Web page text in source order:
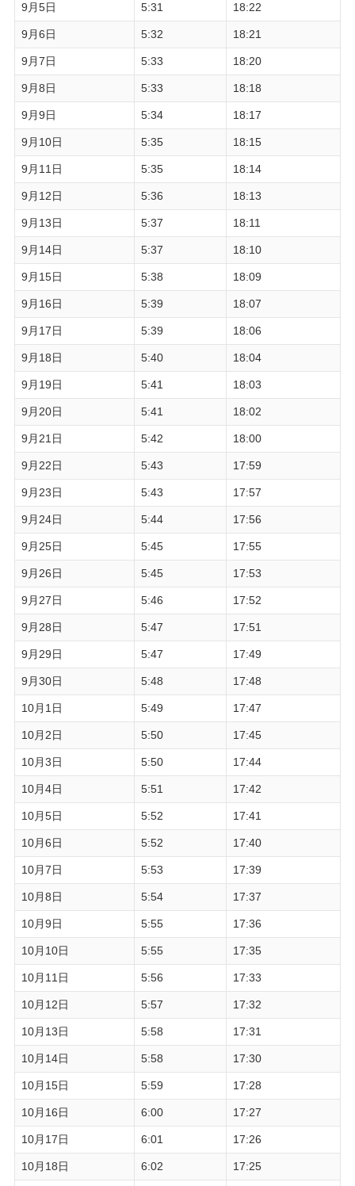
9月5日 5:31 18:22
9月6日 5:32 18:21
9月7日 5:33 18:20
9月8日 5:33 18:18
9月9日 5:34 18:17
9月10日 5:35 18:15
9月11日 5:35 18:14
9月12日 5:36 18:13
9月13日 5:37 18:11
9月14日 5:37 18:10
9月15日 5:38 18:09
9月16日 5:39 18:07
9月17日 5:39 18:06
9月18日 5:40 18:04
9月19日 5:41 18:03
9月20日 5:41 18:02
9月21日 5:42 18:00
9月22日 5:43 17:59
9月23日 5:43 17:57
9月24日 5:44 17:56
9月25日 5:45 17:55
9月26日 5:45 17:53
9月27日 5:46 17:52
9月28日 5:47 17:51
9月29日 5:47 17:49
9月30日 5:48 17:48
10月1日 5:49 17:47
10月2日 5:50 17:45
10月3日 5:50 17:44
10月4日 5:51 17:42
10月5日 5:52 17:41
10月6日 5:52 17:40
10月7日 5:53 17:39
10月8日 5:54 17:37
10月9日 5:55 17:36
10月10日 5:55 17:35
10月11日 5:56 17:33
10月12日 5:57 17:32
10月13日 5:58 17:31
10月14日 5:58 17:30
10月15日 5:59 17:28
10月16日 6:00 17:27
10月17日 6:01 17:26
10月18日 6:02 17:25